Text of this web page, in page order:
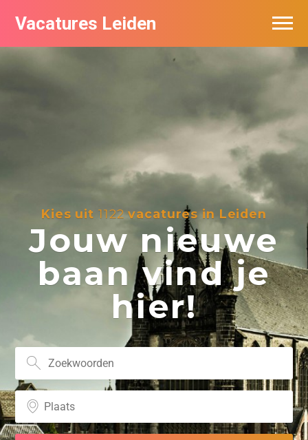
Vacatures Leiden
Kies uit 1122vacatures in Leiden
Jouw nieuwe
baan vind je
hier!
Vacatures per bedrijf